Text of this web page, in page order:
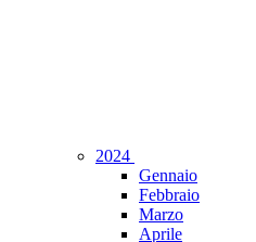
2024
Gennaio
Febbraio
Marzo
Aprile